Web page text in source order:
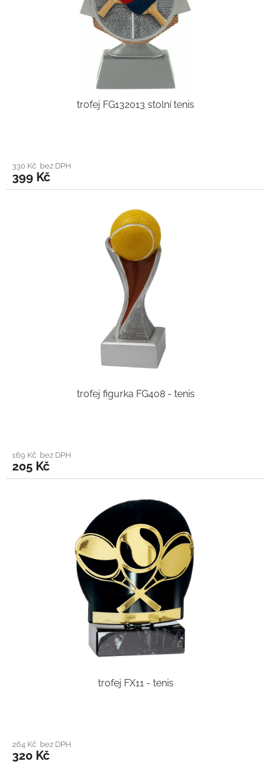
trofej FG132013 stolní tenis
330 Kč bez DPH
399 Kč
trofej figurka FG408 - tenis
169 Kč bez DPH
205 Kč
trofej FX11 - tenis
264 Kč bez DPH
320 Kč